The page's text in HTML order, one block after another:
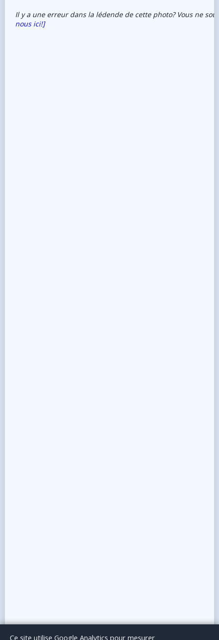
Il y a une erreur dans la lédende de cette photo? Vous ne
nous ici!]
Le BlogPublicité Articles invitésMentions Légales
Ce site utilise Google Analytics pour mesurer